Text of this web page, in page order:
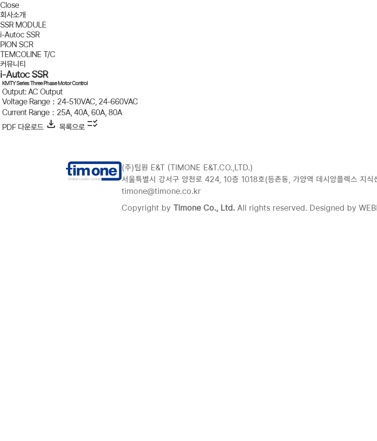
Close
회사소개
SSR MODULE
i-Autoc SSR
PION SCR
TEMCOLINE T/C
커뮤니티
i-Autoc SSR
KMTY Series Three Phase Motor Control
Output: AC Output
Voltage Range：24-510VAC, 24-660VAC
Current Range：25A, 40A, 60A, 80A
PDF 다운로드 download 목록으로 checklist_rtl
(주)팀원 E&T (TIMONE E&T.CO.,LTD.)
서울특별시 강서구 양천로 424, 10층 1018호(등촌동, 가양역 데시앙플렉
timone@timone.co.kr
Copyright byTimone Co., Ltd. All rights reserved. Designed by